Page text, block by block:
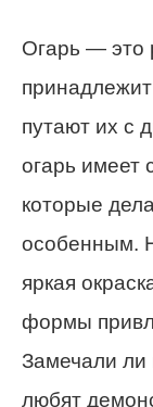
Огарь — это
путают их с
огарь имеет
которые
особенным.
яркая
формы
Замечали ли
любят